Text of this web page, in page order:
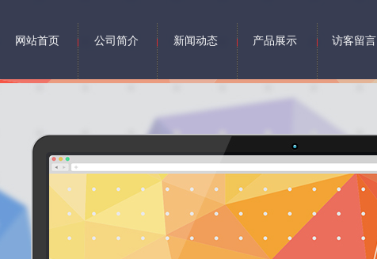
网站首页 公司简介 新闻动态 产品展示 访客留言